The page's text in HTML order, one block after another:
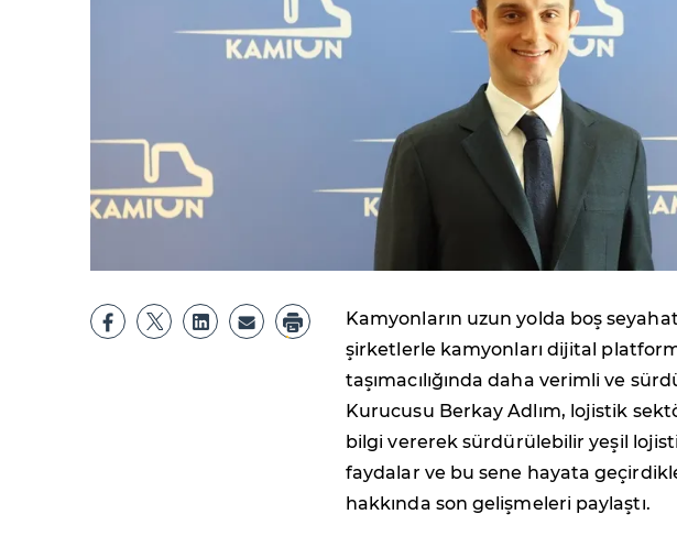
Kamyonların uzun yolda boş
şirketlerle kamyonları dijital
taşımacılığında daha verimli ve
Kurucusu Berkay Adlım, lojistik
bilgi vererek sürdürülebilir yeşil
faydalar ve bu sene hayata
hakkında son gelişmeleri paylaştı.